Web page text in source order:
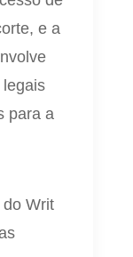
e a
para a
Writ